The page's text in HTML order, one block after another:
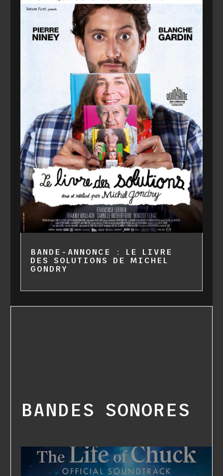
BANDE-ANNONCE : LE LIVRE
DES SOLUTIONS DE MICHEL
GONDRY
BANDES SONORES